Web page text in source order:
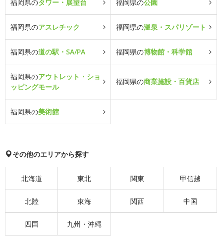
福岡県のタワー・展望台 福岡県の公園
福岡県のアスレチック 福岡県の温泉・スパリゾート
福岡県の道の駅・SA/PA 福岡県の博物館・科学館
福岡県のアウトレット・ショ
ッピングモール
福岡県の商業施設・百貨店
福岡県の美術館
その他のエリアから探す
北海道 東北 関東 甲信越
北陸 東海 関西 中国
四国 九州・沖縄